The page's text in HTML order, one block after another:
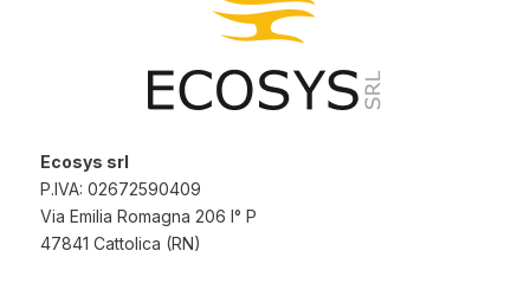
Ecosys srl
P.IVA: 02672590409
Via Emilia Romagna 206 I° P
47841 Cattolica (RN)